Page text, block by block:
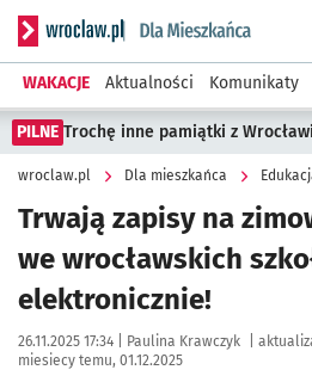
Serwis informacyjny wroclaw.pl
WAKACJE Aktualności Komunikaty
PILNE Trochę inne pamiątki z
wroclaw.pl Dla mieszkańca
Trwają zapisy na
we wrocławskich
elektronicznie!
Data publikacji:
26.11.2025 17:34 | Autor:
Paulina Krawczyk
miesiecy temu, 01.12.2025